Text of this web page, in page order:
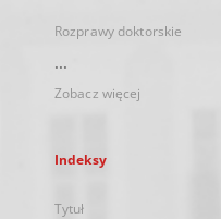
Rozprawy doktorskie
...
Zobacz więcej
Indeksy
Tytuł